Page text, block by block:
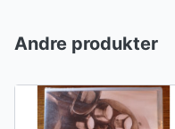
Andre produkter